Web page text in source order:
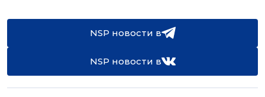
NSP новости в
NSP новости в